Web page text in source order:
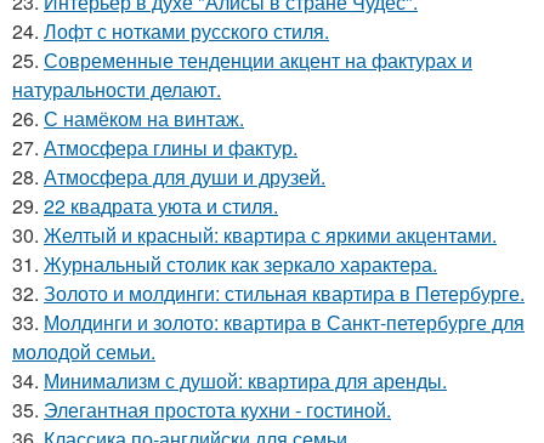
24. Лофт с нотками русского стиля.
25. Современные тенденции акцент на фактурах и
натуральности делают.
26. С намёком на винтаж.
27. Атмосфера глины и фактур.
28. Атмосфера для души и друзей.
29. 22 квадрата уюта и стиля.
30. Желтый и красный: квартира с яркими акцентами.
31. Журнальный столик как зеркало характера.
32. Золото и молдинги: стильная квартира в Петербурге.
33. Молдинги и золото: квартира в Санкт-петербурге для
молодой семьи.
34. Минимализм с душой: квартира для аренды.
35. Элегантная простота кухни - гостиной.